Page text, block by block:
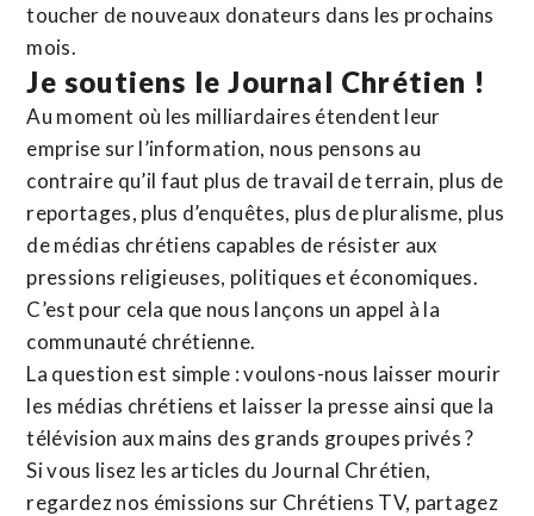
toucher de nouveaux donateurs dans les prochains
mois.
Je soutiens le Journal Chrétien !
Au moment où les milliardaires étendent leur
emprise sur l’information, nous pensons au
contraire qu’il faut plus de travail de terrain, plus de
reportages, plus d’enquêtes, plus de pluralisme, plus
de médias chrétiens capables de résister aux
pressions religieuses, politiques et économiques.
C’est pour cela que nous lançons un appel à la
communauté chrétienne.
La question est simple : voulons-nous laisser mourir
les médias chrétiens et laisser la presse ainsi que la
télévision aux mains des grands groupes privés ?
Si vous lisez les articles du Journal Chrétien,
regardez nos émissions sur Chrétiens TV, partagez